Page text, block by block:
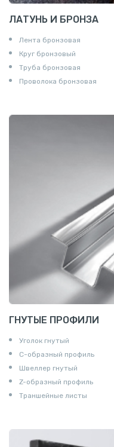
ЛАТУНЬ И БРОНЗА
Лента бронзовая
Круг бронзовый
Труба бронзовая
Проволока бронзовая
ГНУТЫЕ ПРОФИЛИ
Уголок гнутый
С-образный профиль
Швеллер гнутый
Z-образный профиль
Траншейные листы